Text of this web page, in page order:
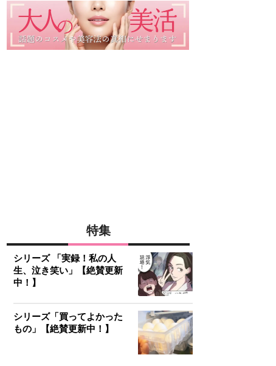
特集
シリーズ 「実録！私の人
生、泣き笑い」【絶賛更新
中！】
シリーズ「買ってよかった
もの」【絶賛更新中！】